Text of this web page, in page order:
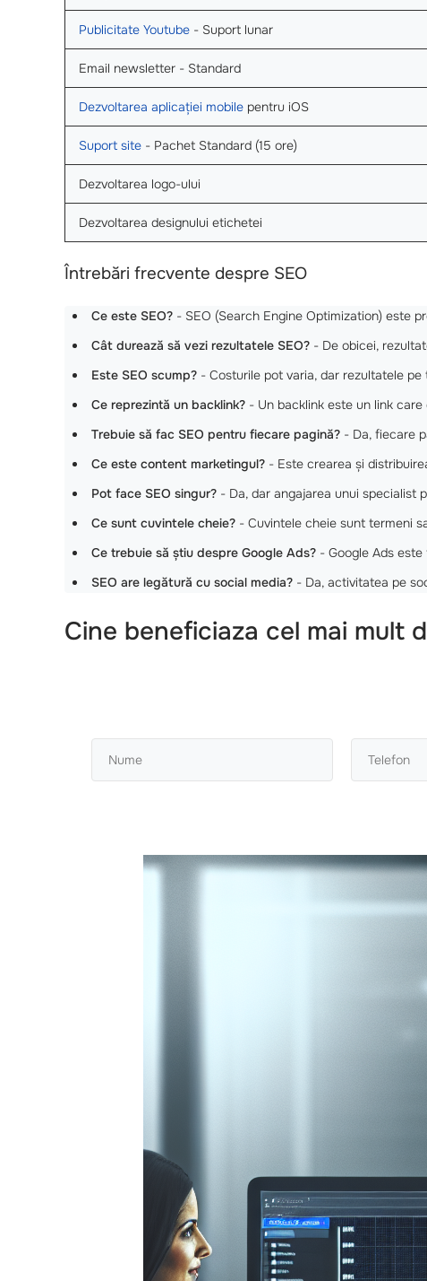
Publicitate Youtube - Suport lunar
Email newsletter - Standard
Dezvoltarea aplicației mobile pentru iOS
Suport site - Pachet Standard (15 ore)
Dezvoltarea logo-ului
Dezvoltarea designului etichetei
Întrebări frecvente despre SEO
Ce este SEO? - SEO (Search Engine Optimization) este
Cât durează să vezi rezultatele SEO? - De obicei,
Este SEO scump? - Costurile pot varia, dar rezultatele
Ce reprezintă un backlink? - Un backlink este un link
Trebuie să fac SEO pentru fiecare pagină? - Da, fiecare
Ce este content marketingul? - Este crearea și
Pot face SEO singur? - Da, dar angajarea unui specialist
Ce sunt cuvintele cheie? - Cuvintele cheie sunt termeni
Ce trebuie să știu despre Google Ads? - Google Ads
SEO are legătură cu social media? - Da, activitatea pe
Cine beneficiaza cel mai mult